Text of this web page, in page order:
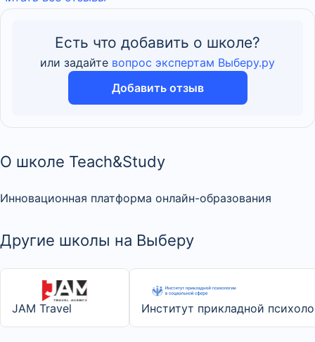
Есть что добавить о школе?
или задайте вопрос экспертам Выберу.ру
Добавить отзыв
О школе Teach&Study
Инновационная платформа онлайн-образования
Другие школы на Выберу
JAM Travel Институт прикладной